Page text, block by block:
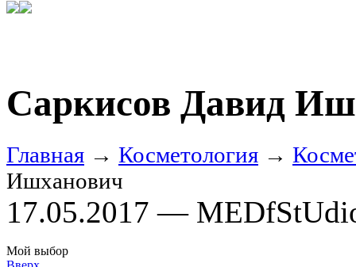
Саркисов Давид
Главная → Косметология →
Ишханович
17.05.2017 —
Мой выбор